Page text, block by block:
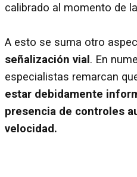
calibrado al momento de
A esto se suma otro
señalización vial . En
especialistas remarcan
estar debidamente
presencia de controles
velocidad.